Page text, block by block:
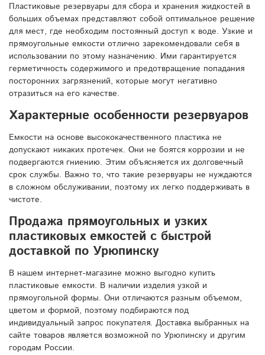
Пластиковые резервуары для сбора и хранения жидкостей в
больших объемах представляют собой оптимальное решение
для мест, где необходим постоянный доступ к воде. Узкие и
прямоугольные емкости отлично зарекомендовали себя в
использовании по этому назначению. Ими гарантируется
герметичность содержимого и предотвращение попадания
посторонних загрязнений, которые могут негативно
отразиться на его качестве.
Характерные особенности резервуаров
Емкости на основе высококачественного пластика не
допускают никаких протечек. Они не боятся коррозии и не
подвергаются гниению. Этим объясняется их долговечный
срок службы. Важно то, что такие резервуары не нуждаются
в сложном обслуживании, поэтому их легко поддерживать в
чистоте.
Продажа прямоугольных и узких
пластиковых емкостей с быстрой
доставкой по Урюпинску
В нашем интернет-магазине можно выгодно купить
пластиковые емкости. В наличии изделия узкой и
прямоугольной формы. Они отличаются разным объемом,
цветом и формой, поэтому подбираются под
индивидуальный запрос покупателя. Доставка выбранных на
сайте товаров является возможной по Урюпинску и другим
городам России.